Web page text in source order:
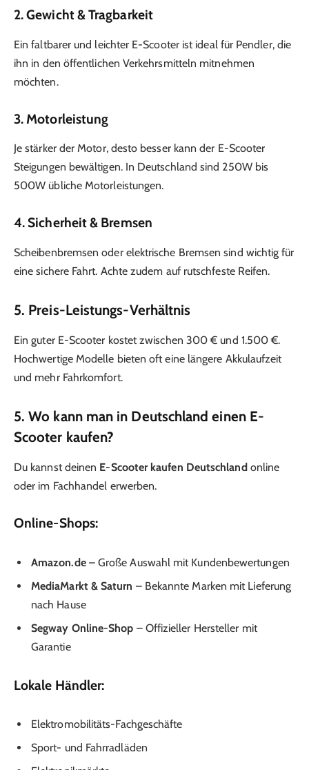
2. Gewicht & Tragbarkeit
Ein faltbarer und leichter E-Scooter ist ideal für Pendler, die
ihn in den öffentlichen Verkehrsmitteln mitnehmen
möchten.
3. Motorleistung
Je stärker der Motor, desto besser kann der E-Scooter
Steigungen bewältigen. In Deutschland sind 250W bis
500W übliche Motorleistungen.
4. Sicherheit & Bremsen
Scheibenbremsen oder elektrische Bremsen sind wichtig für
eine sichere Fahrt. Achte zudem auf rutschfeste Reifen.
5. Preis-Leistungs-Verhältnis
Ein guter E-Scooter kostet zwischen 300 € und 1.500 €.
Hochwertige Modelle bieten oft eine längere Akkulaufzeit
und mehr Fahrkomfort.
5. Wo kann man in Deutschland einen E-
Scooter kaufen?
Du kannst deinen E-Scooter kaufen Deutschland online
oder im Fachhandel erwerben.
Online-Shops:
Amazon.de– Große Auswahl mit Kundenbewertungen
MediaMarkt & Saturn – Bekannte Marken mit Lieferung
nach Hause
Segway Online-Shop – Offizieller Hersteller mit
Garantie
Lokale Händler:
Elektromobilitäts-Fachgeschäfte
Sport- und Fahrradläden